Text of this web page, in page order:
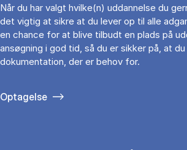
Når du har valgt hvilke(n) uddannelse du
det vigtig at sikre at du lever op til alle
en chance for at blive tilbudt en plads på
ansøgning i god tid, så du er sikker på, at du
dokumentation, der er behov for.
Optagelse